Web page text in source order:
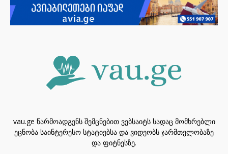
vau.ge წარმოადგენს შემცნებით ვებსაიტს სადაც მომხრებლი
ეცნობა საინტერესო სტატიებსა და ვიდეობს ჯარმთელობაზე
და ფიტნესზე.